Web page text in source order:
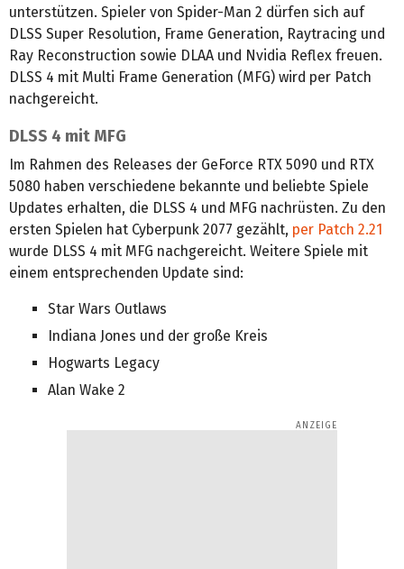
unterstützen. Spieler von Spider-Man 2 dürfen sich auf
DLSS Super Resolution, Frame Generation, Raytracing und
Ray Reconstruction sowie DLAA und Nvidia Reflex freuen.
DLSS 4 mit Multi Frame Generation (MFG) wird per Patch
nachgereicht.
DLSS 4 mit MFG
Im Rahmen des Releases der GeForce RTX 5090 und RTX
5080 haben verschiedene bekannte und beliebte Spiele
Updates erhalten, die DLSS 4 und MFG nachrüsten. Zu den
ersten Spielen hat Cyberpunk 2077 gezählt, per Patch 2.21
wurde DLSS 4 mit MFG nachgereicht. Weitere Spiele mit
einem entsprechenden Update sind:
Star Wars Outlaws
Indiana Jones und der große Kreis
Hogwarts Legacy
Alan Wake 2